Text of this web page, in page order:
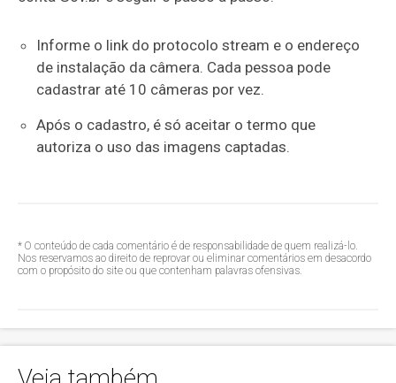
Informe o link do protocolo stream e o endereço
de instalação da câmera. Cada pessoa pode
cadastrar até 10 câmeras por vez.
Após o cadastro, é só aceitar o termo que
autoriza o uso das imagens captadas.
* O conteúdo de cada comentário é de responsabilidade de quem realizá-lo.
Nos reservamos ao direito de reprovar ou eliminar comentários em desacordo
com o propósito do site ou que contenham palavras ofensivas.